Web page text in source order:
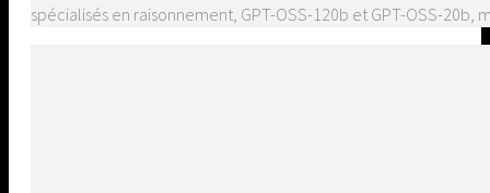
spécialisés en raisonnement, GPT-OSS-120b et GPT-OSS-